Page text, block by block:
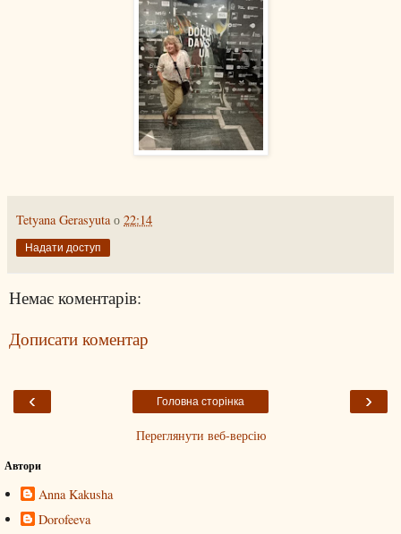
Tetyana Gerasyuta о 22:14
Надати доступ
Немає коментарів:
Дописати коментар
‹ ›
Головна сторінка
Переглянути веб-версію
Автори
Anna Kakusha
Dorofeeva